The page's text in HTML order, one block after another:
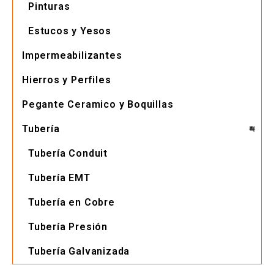
Pinturas
Estucos y Yesos
Impermeabilizantes
Hierros y Perfiles
Pegante Ceramico y Boquillas
Tubería
Tubería Conduit
Tubería EMT
Tubería en Cobre
Tubería Presión
Tubería Galvanizada